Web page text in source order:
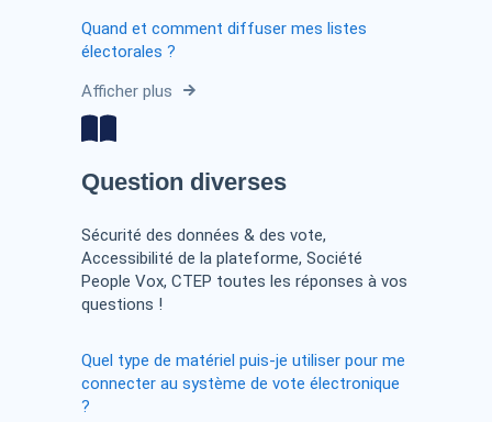
Quand et comment diffuser mes listes
électorales ?
Afficher plus
Question diverses
Sécurité des données & des vote,
Accessibilité de la plateforme, Société
People Vox, CTEP toutes les réponses à vos
questions !
Quel type de matériel puis-je utiliser pour me
connecter au système de vote électronique
?